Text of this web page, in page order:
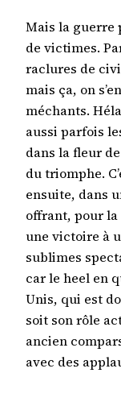
Mais la guerre
de victimes.
raclures de
mais ça, on
méchants.
aussi parfois
dans la fleur
du triomphe.
ensuite, dans
offrant, pour la
une victoire à
sublimes
car le heel en
Unis, qui est
soit son rôle
ancien
avec des